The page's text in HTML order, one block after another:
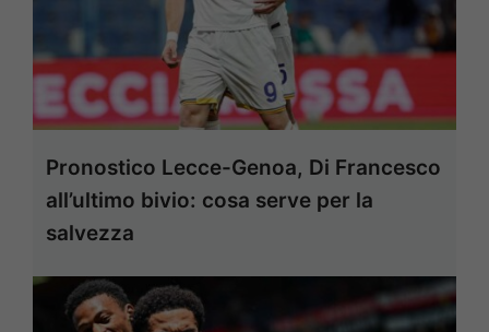
Pronostico Lecce-Genoa, Di Francesco
all’ultimo bivio: cosa serve per la
salvezza